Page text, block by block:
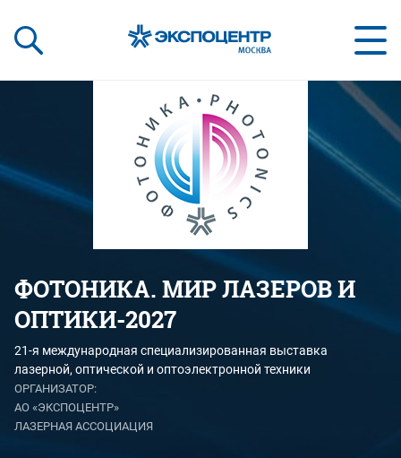
Shows:
a Key to Your Success
выставки вашего
ФОТОНИКА. МИР ЛАЗЕРОВ И
ОПТИКИ-2027
21-я международная специализированная выставка
лазерной, оптической и оптоэлектронной техники
ОРГАНИЗАТОР:
АО «ЭКСПОЦЕНТР»
ЛАЗЕРНАЯ АССОЦИАЦИЯ